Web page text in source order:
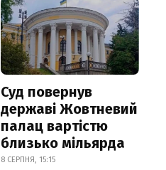
Суд повернув
державі Жовтневий
палац вартістю
близько мільярда
8 СЕРПНЯ, 15:15